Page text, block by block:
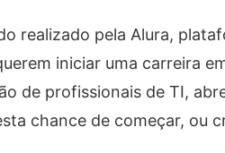
realizado pela Alura,
iniciar uma carreira
de profissionais de TI,
chance de começar, ou